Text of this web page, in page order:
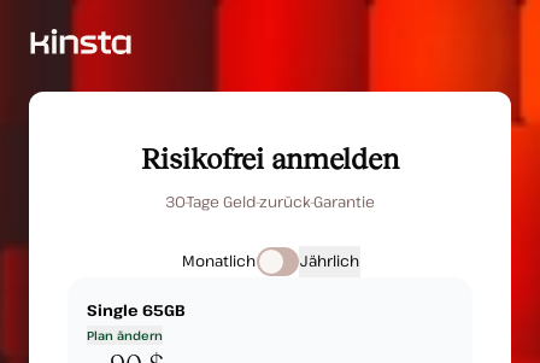
Risikofrei anmelden
30-Tage Geld-zurück-Garantie
Monatlich Jährlich
Single 65GB
Plan ändern